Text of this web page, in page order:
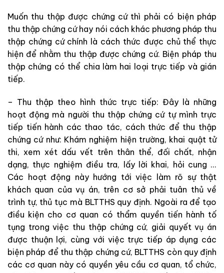
Muốn thu thập được chứng cứ thì phải có biện pháp
thu thập chứng cứ hay nói cách khác phương pháp thu
thập chứng cứ chính là cách thức được chủ thể thực
hiện để nhằm thu thập được chứng cứ. Biện pháp thu
thập chứng có thể chia làm hai loại trực tiếp và gián
tiếp.
– Thu thập theo hình thức trực tiếp: Đây là những
hoạt động mà người thu thập chứng cứ tự mình trực
tiếp tiến hành các thao tác, cách thức để thu thập
chứng cứ như: Khám nghiệm hiện trường, khai quật tử
thi,xemxét dấuvết trên thân thể, đối chất, nhận
dạng, thực nghiệm điều tra, lấy lời khai, hỏi cung ...
Các hoạt động này hướng tới việc làm rõ sự thật
khách quan củavụ án, trên cơ sở phải tuân thủvề
trình tự, thủ tục mà BLTTHS quy định. Ngoài ra để tạo
điều kiện cho cơ quan có thẩm quyền tiến hành tố
tụng trongviệc thu thập chứng cứ, giải quyếtvụ án
được thuận lợi, cùng với việc trực tiếp áp dụng các
biện pháp để thu thập chứng cứ, BLTTHS còn quy định
các cơ quan này có quyền yêu cầu cơ quan, tổ chức,